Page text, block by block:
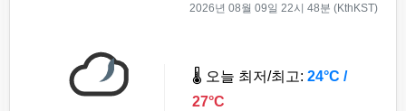
2026년 08월 09일 22시 48분 (KthKST)
🌡️ 오늘 최저/최고: 24°C /
27°C